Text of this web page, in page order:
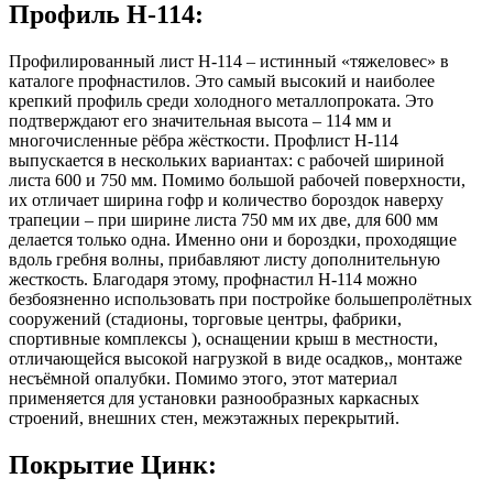
Профиль Н-114:
Профилированный лист Н-114 – истинный «тяжеловес» в
каталоге профнастилов. Это самый высокий и наиболее
крепкий профиль среди холодного металлопроката. Это
подтверждают его значительная высота – 114 мм и
многочисленные рёбра жёсткости. Профлист Н-114
выпускается в нескольких вариантах: с рабочей шириной
листа 600 и 750 мм. Помимо большой рабочей поверхности,
их отличает ширина гофр и количество бороздок наверху
трапеции – при ширине листа 750 мм их две, для 600 мм
делается только одна. Именно они и бороздки, проходящие
вдоль гребня волны, прибавляют листу дополнительную
жесткость. Благодаря этому, профнастил Н-114 можно
безбоязненно использовать при постройке большепролётных
сооружений (стадионы, торговые центры, фабрики,
спортивные комплексы ), оснащении крыш в местности,
отличающейся высокой нагрузкой в виде осадков,, монтаже
несъёмной опалубки. Помимо этого, этот материал
применяется для установки разнообразных каркасных
строений, внешних стен, межэтажных перекрытий.
Покрытие Цинк: